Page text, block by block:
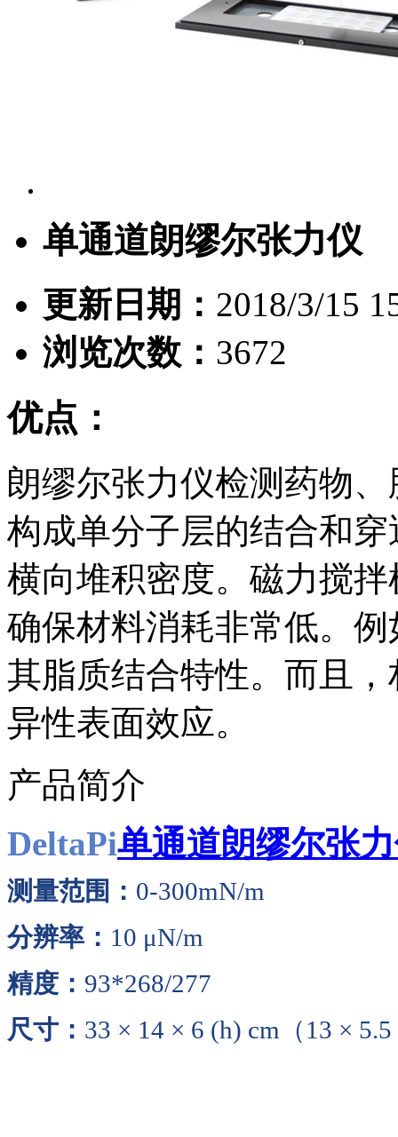
单通道朗缪尔张力仪
更新日期： 2018/3/15
浏览次数： 3672
优点：
朗缪尔张力仪检测药物
构成单分子层的结合和
横向堆积密度。磁力搅
确保材料消耗非常低。
其脂质结合特性。而且
异性表面效应。
产品简介
DeltaPi单通道朗缪尔张
测量范围： 0-300mN/m
分辨率： 10 μN/m
精度： 93*268/277
尺寸： 33 × 14 × 6 (h) cm（13 ×